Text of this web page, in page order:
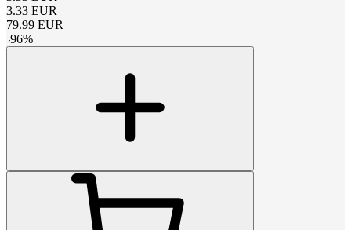
3.33 EUR
79.99 EUR
-96%